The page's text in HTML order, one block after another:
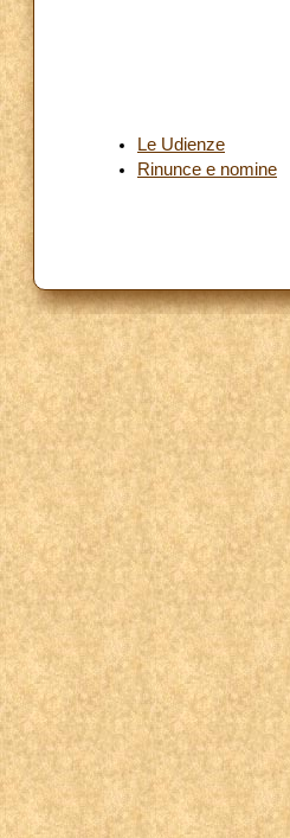
Le Udienze
Rinunce e nomine